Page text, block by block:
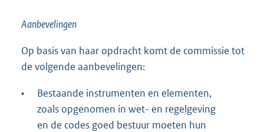
Aanbevelingen
Op basis van haar opdracht komt de commissie tot
de volgende aanbevelingen:
•
Bestaande instrumenten en elementen,
zoals opgenomen in wet- en regelgeving
en de codes goed bestuur moeten hun